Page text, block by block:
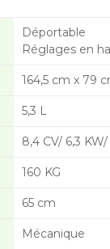
Déportable
Réglages en
164,5 cm x 79
5,3 L
8,4 CV/ 6,3
160 KG
65 cm
Mécanique